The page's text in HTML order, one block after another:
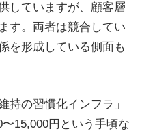
していますが、顧客層
す。両者は競合してい
を形成している側面も
持の習慣化インフラ」
15,000円という手頃な